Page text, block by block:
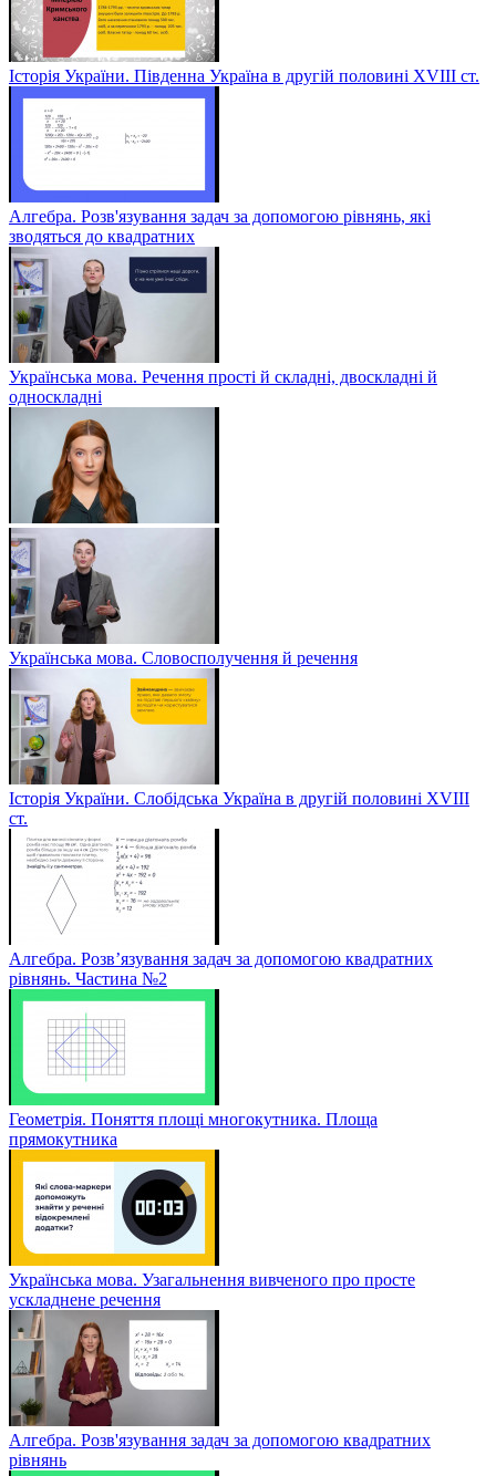
Історія України. Південна Україна в другій половині ХVІІІ ст.
Алгебра. Розв'язування задач за допомогою рівнянь, які
зводяться до квадратних
Українська мова. Речення прості й складні, двоскладні й
односкладні
Українська мова. Словосполучення й речення
Історія України. Слобідська Україна в другій половині ХVIIІ
ст.
Алгебра. Розв’язування задач за допомогою квадратних
рівнянь. Частина №2
Геометрія. Поняття площі многокутника. Площа
прямокутника
Українська мова. Узагальнення вивченого про просте
ускладнене речення
Алгебра. Розв'язування задач за допомогою квадратних
рівнянь